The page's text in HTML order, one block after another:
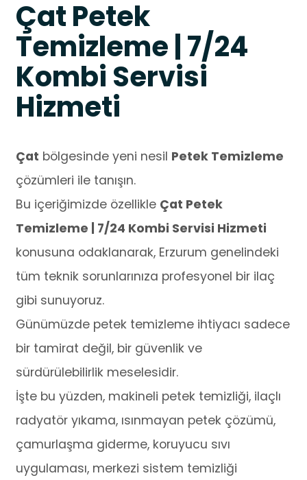
Çat Petek
Temizleme | 7/24
Kombi Servisi
Hizmeti
Çat bölgesinde yeni nesil Petek Temizleme
çözümleri ile tanışın.
Bu içeriğimizde özellikle Çat Petek
Temizleme | 7/24 Kombi Servisi Hizmeti
konusuna odaklanarak, Erzurum genelindeki
tüm teknik sorunlarınıza profesyonel bir ilaç
gibi sunuyoruz.
Günümüzde petek temizleme ihtiyacı sadece
bir tamirat değil, bir güvenlik ve
sürdürülebilirlik meselesidir.
İşte bu yüzden, makineli petek temizliği, ilaçlı
radyatör yıkama, ısınmayan petek çözümü,
çamurlaşma giderme, koruyucu sıvı
uygulaması, merkezi sistem temizliği